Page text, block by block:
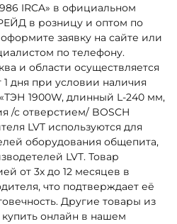
IRCA» в официальном
в розницу и оптом по
заявку на сайте или
по телефону.
и области осуществляется
дня при условии наличия
1900W, длинный L-240 мм,
/с отверстием/ BOSCH
LVT используются для
оборудования общепита,
LVT. Товар
от 3х до 12 месяцев в
что подтверждает её
Другие товары из
онлайн в нашем